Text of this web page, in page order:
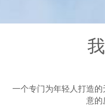
一个专门为年轻人打造
意的